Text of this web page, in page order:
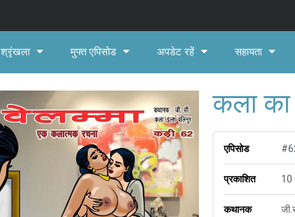
श्रृंखला मुफ्त एपिसोड अपडेट रहें सहायता
कला का
एपिसोड
प्रकाशित 10
कथानक